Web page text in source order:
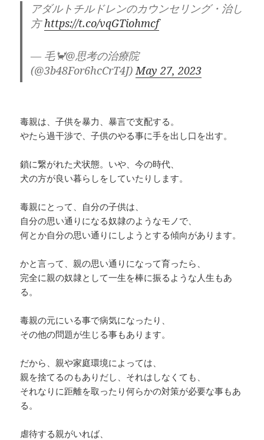
アダルトチルドレンのカウンセリング・治し
方https://t.co/vqGTiohmcf
— 毛🦀@思考の治療院
(@3b48For6hcCrT4J) May 27, 2023
毒親は、子供を暴力、暴言で支配する。
やたら過干渉で、子供のやる事に手を出し口を出す。
鎖に繋がれた犬状態。いや、今の時代、
犬の方が良い暮らしをしていたりします。
毒親にとって、自分の子供は、
自分の思い通りになる奴隷のようなモノで、
何とか自分の思い通りにしようとする傾向があります。
かと言って、親の思い通りになって育ったら、
完全に親の奴隷として一生を棒に振るような人生もあ
る。
毒親の元にいる事で病気になったり、
その他の問題が生じる事もあります。
だから、親や家庭環境によっては、
親を捨てるのもありだし、それはしなくても、
それなりに距離を取ったり何らかの対策が必要な事もあ
る。
虐待する親がいれば、